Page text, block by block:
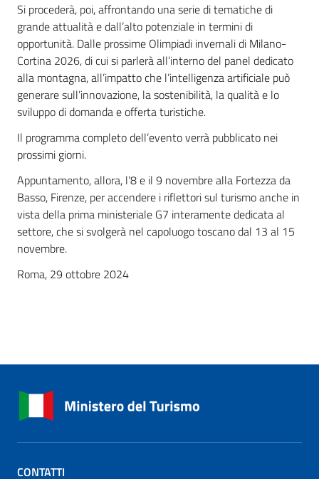
Si procederà, poi, affrontando una serie di tematiche di
grande attualità e dall’alto potenziale in termini di
opportunità. Dalle prossime Olimpiadi invernali di Milano-
Cortina 2026, di cui si parlerà all’interno del panel dedicato
alla montagna, all’impatto che l’intelligenza artificiale può
generare sull’innovazione, la sostenibilità, la qualità e lo
sviluppo di domanda e offerta turistiche.
Il programma completo dell’evento verrà pubblicato nei
prossimi giorni.
Appuntamento, allora, l’8 e il 9 novembre alla Fortezza da
Basso, Firenze, per accendere i riflettori sul turismo anche in
vista della prima ministeriale G7 interamente dedicata al
settore, che si svolgerà nel capoluogo toscano dal 13 al 15
novembre.
Roma, 29 ottobre 2024
CONTATTI